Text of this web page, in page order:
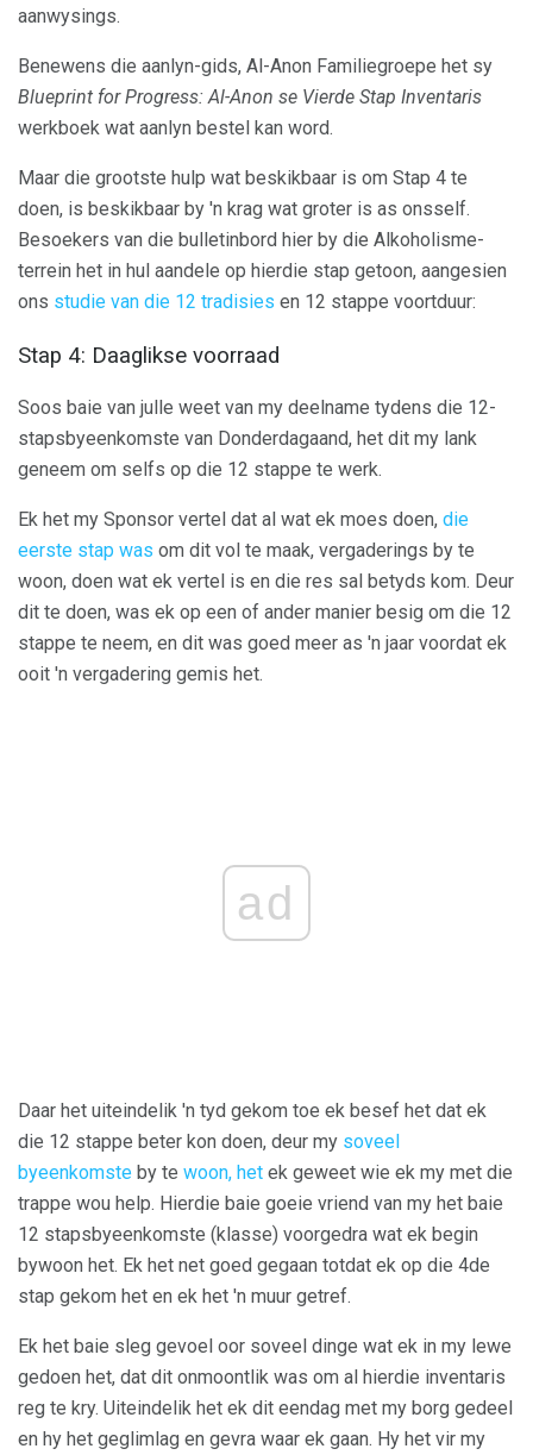
aanwysings.
Benewens die aanlyn-gids, Al-Anon Familiegroepe het sy
Blueprint for Progress: Al-Anon se Vierde Stap Inventaris
werkboek wat aanlyn bestel kan word.
Maar die grootste hulp wat beskikbaar is om Stap 4 te
doen, is beskikbaar by 'n krag wat groter is as onsself.
Besoekers van die bulletinbord hier by die Alkoholisme-
terrein het in hul aandele op hierdie stap getoon, aangesien
ons studie van die 12 tradisies en 12 stappe voortduur:
Stap 4: Daaglikse voorraad
Soos baie van julle weet van my deelname tydens die 12-
stapsbyeenkomste van Donderdagaand, het dit my lank
geneem om selfs op die 12 stappe te werk.
Ek het my Sponsor vertel dat al wat ek moes doen, die
eerste stap was om dit vol te maak, vergaderings by te
woon, doen wat ek vertel is en die res sal betyds kom. Deur
dit te doen, was ek op een of ander manier besig om die 12
stappe te neem, en dit was goed meer as 'n jaar voordat ek
ooit 'n vergadering gemis het.
ad
Daar het uiteindelik 'n tyd gekom toe ek besef het dat ek
die 12 stappe beter kon doen, deur my soveel
byeenkomste by te woon, het ek geweet wie ek my met die
trappe wou help. Hierdie baie goeie vriend van my het baie
12 stapsbyeenkomste (klasse) voorgedra wat ek begin
bywoon het. Ek het net goed gegaan totdat ek op die 4de
stap gekom het en ek het 'n muur getref.
Ek het baie sleg gevoel oor soveel dinge wat ek in my lewe
gedoen het, dat dit onmoontlik was om al hierdie inventaris
reg te kry. Uiteindelik het ek dit eendag met my borg gedeel
en hy het geglimlag en gevra waar ek gaan. Hy het vir my